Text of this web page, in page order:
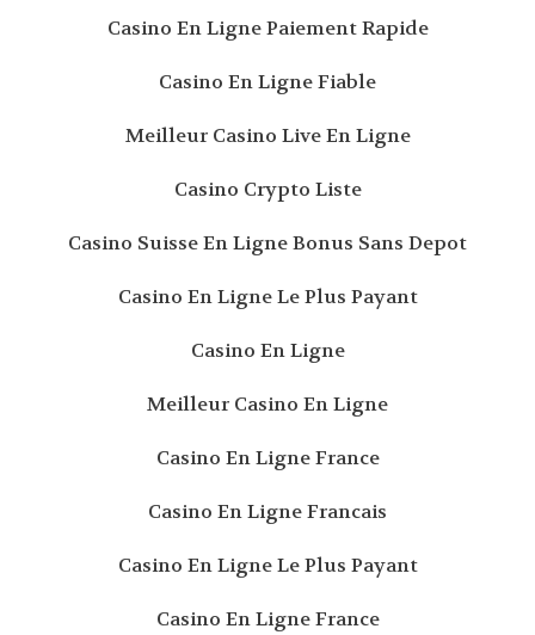
Casino En Ligne Paiement Rapide
Casino En Ligne Fiable
Meilleur Casino Live En Ligne
Casino Crypto Liste
Casino Suisse En Ligne Bonus Sans Depot
Casino En Ligne Le Plus Payant
Casino En Ligne
Meilleur Casino En Ligne
Casino En Ligne France
Casino En Ligne Francais
Casino En Ligne Le Plus Payant
Casino En Ligne France